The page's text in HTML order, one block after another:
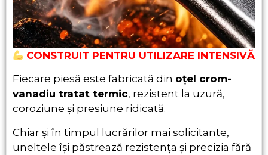
CONSTRUIT PENTRU UTILIZARE INTENSIVĂ
Fiecare piesă este fabricată din oțel crom-
vanadiu tratat termic, rezistent la uzură,
coroziune și presiune ridicată.
Chiar și în timpul lucrărilor mai solicitante,
uneltele își păstrează rezistența și precizia fără